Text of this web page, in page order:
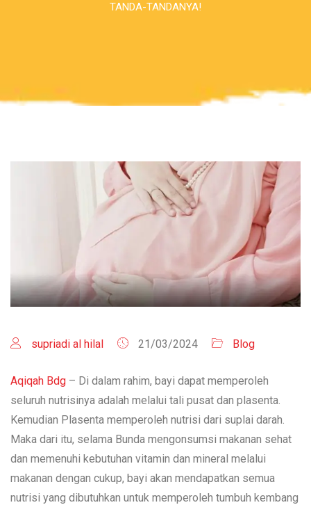
TANDA-TANDANYA!
supriadi al hilal 21/03/2024 Blog
Aqiqah Bdg – Di dalam rahim, bayi dapat memperoleh
seluruh nutrisinya adalah melalui tali pusat dan plasenta.
Kemudian Plasenta memperoleh nutrisi dari suplai darah.
Maka dari itu, selama Bunda mengonsumsi makanan sehat
dan memenuhi kebutuhan vitamin dan mineral melalui
makanan dengan cukup, bayi akan mendapatkan semua
nutrisi yang dibutuhkan untuk memperoleh tumbuh kembang